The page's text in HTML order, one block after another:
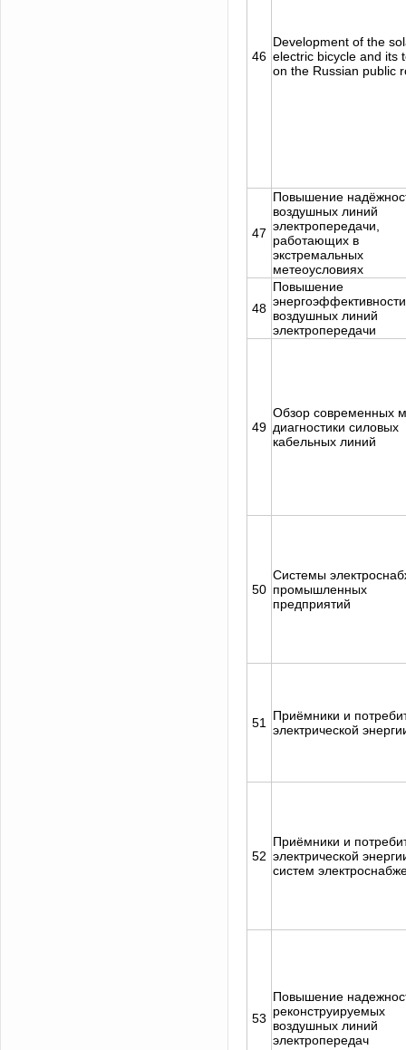
46
Development of the
electric bicycle and its
on the Russian public
47
Повышение
воздушных линий
электропередачи,
работающих в
экстремальных
метеоусловиях
48
Повышение
энергоэффективности
воздушных линий
электропередачи
49
Обзор современных
диагностики силовых
кабельных линий
50
Системы
промышленных
предприятий
51
Приёмники и
электрической
52
Приёмники и
электрической
систем
53
Повышение
реконструируемых
воздушных линий
электропередач